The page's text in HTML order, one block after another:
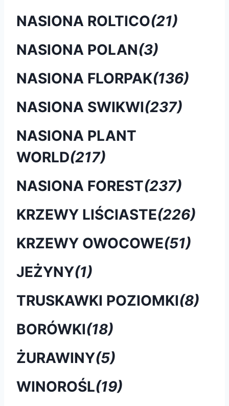
NASIONA ROLTICO(21)
NASIONA POLAN(3)
NASIONA FLORPAK(136)
NASIONA SWIKWI(237)
NASIONA PLANT
WORLD(217)
NASIONA FOREST(237)
KRZEWY LIŚCIASTE(226)
KRZEWY OWOCOWE(51)
JEŻYNY(1)
TRUSKAWKI POZIOMKI(8)
BORÓWKI(18)
ŻURAWINY(5)
WINOROŚL(19)